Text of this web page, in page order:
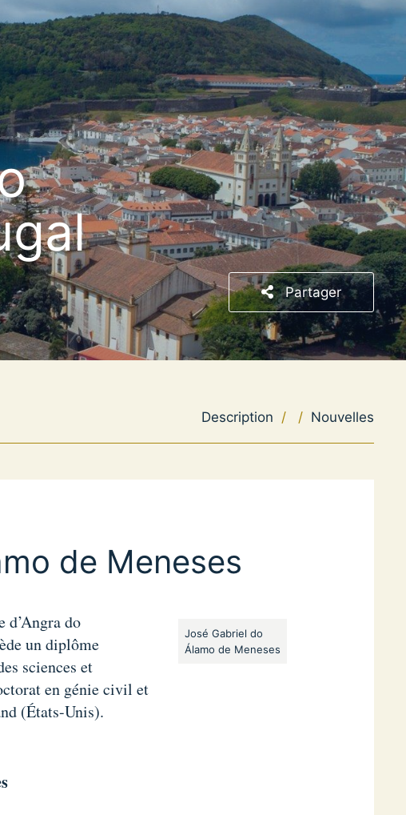
Partager
Description / / Nouvelles
de Meneses
José Gabriel do
Álamo de Meneses
d’Angra do
un diplôme
sciences et
en génie civil et
(États-Unis).